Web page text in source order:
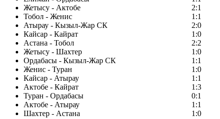
Жетысу - Актобе
2:1
Тобол - Женис
1:1
Атырау - Кызыл-Жар СК
2:0
Кайсар - Кайрат
1:0
Астана - Тобол
2:2
Жетысу - Шахтер
1:0
Ордабасы - Кызыл-Жар СК
1:1
Женис - Туран
1:0
Кайсар - Атырау
1:1
Актобе - Кайрат
1:3
Туран - Ордабасы
0:1
Актобе - Атырау
1:1
Шахтер - Астана
1:0